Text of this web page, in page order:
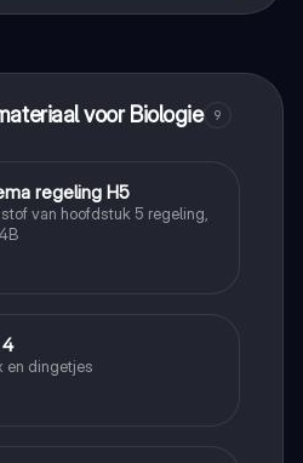
voor Biologie 9
regeling H5
van hoofdstuk 5 regeling,
en dingetjes